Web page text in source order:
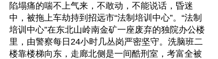
陷塌痛的喘不上气来，不敢动，不能说话，昏迷
中，被拖上车劫持到招远市“法制培训中心”。“法制
培训中心”在东北山岭南金矿一座废弃的独院办公楼
里，由警察每日24小时几丛岗严密坚守。洗脑班二
楼靠楼梯向东，走廊北侧是一间酷刑室，考富全被